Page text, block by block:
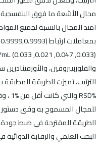
والفلوربيبروفين،
الترتيب. تميزت الطريقة
الطريقة المقترحة في ضبط جودة
البحث العلمي والرقابة